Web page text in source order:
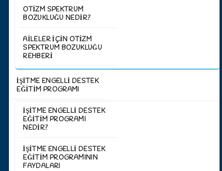
OTIZM SPEKTRUM
BOZUKLUĞU NEDIR?
AILELER İÇIN OTIZM
SPEKTRUM BOZUKLUĞU
REHBERI
İŞİTME ENGELLİ DESTEK
EĞİTİM PROGRAMI
İŞITME ENGELLI DESTEK
EĞITIM PROGRAMI
NEDIR?
İŞITME ENGELLI DESTEK
EĞITIM PROGRAMININ
FAYDALARI